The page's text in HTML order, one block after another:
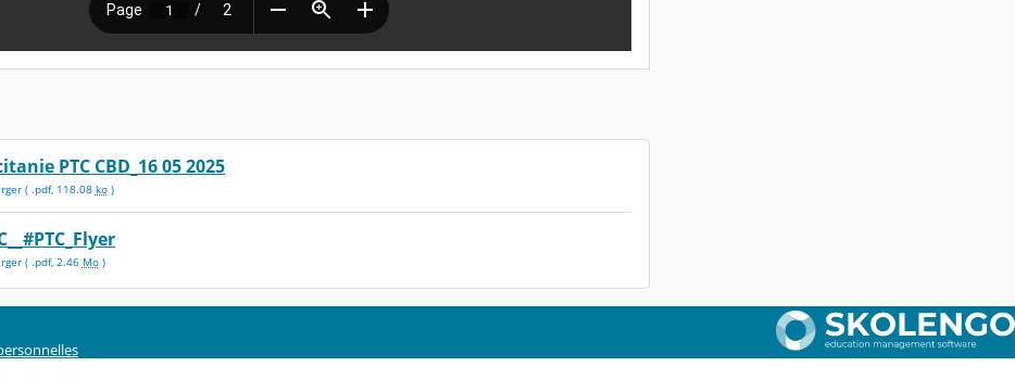
PTC CBD_16 05 2025
( .pdf, 118.08 ko)
( .pdf, 2.46 Mo)